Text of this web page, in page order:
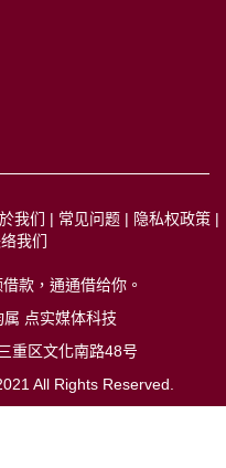
我们 | 常见问题 | 隐私权政策 |
我们
款，通通借给你 。
点实媒体科技
重区文化南路48号
All Rights Reserved.